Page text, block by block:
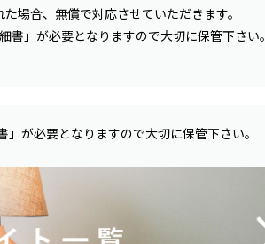
場合、無償で対応させていただきます。
」が必要となりますので大切に保管下さい。
が必要となりますので大切に保管下さい。